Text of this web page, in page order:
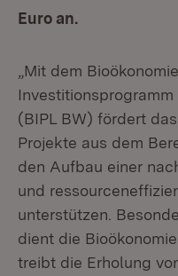
Euro an.
„Mit dem
(BIPL BW) fördert
Projekte aus dem
den Aufbau einer
und
unterstützen.
dient die
treibt die Erholung